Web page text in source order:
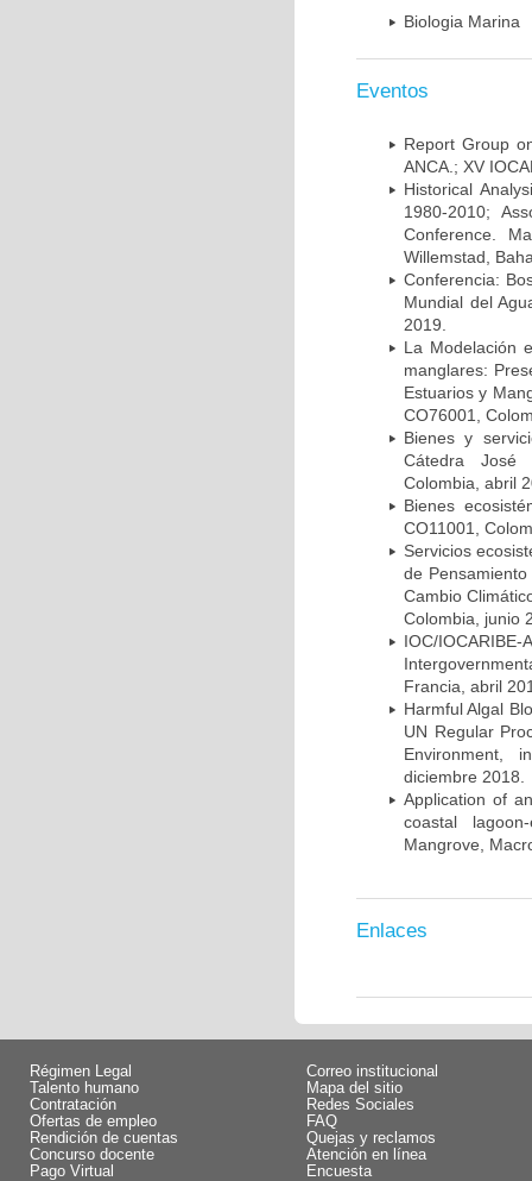
Biologia Marina
Eventos
Report Group
ANCA.; XV
Historical
1980-2010;
Conference.
Willemstad,
Conferencia:
Mundial del
2019.
La Modelación
manglares:
Estuarios y
CO76001,
Bienes y
Cátedra José
Colombia, abril
Bienes
CO11001,
Servicios
de
Cambio
Colombia, junio
IOC/
Francia, abril
Harmful Algal
UN Regular
Environment,
diciembre 2018.
Application of
coastal
Mangrove,
Enlaces
Régimen Legal
Talento humano
Contratación
Ofertas de empleo
Rendición de cuentas
Concurso docente
Pago Virtual
Correo institucional
Mapa del sitio
Redes Sociales
FAQ
Quejas y reclamos
Atención en línea
Encuesta